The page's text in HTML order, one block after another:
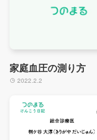
家庭血圧の測り方
2022.2.2